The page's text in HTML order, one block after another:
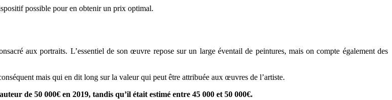
possible pour en obtenir un prix optimal.
aux portraits. L’essentiel de son œuvre repose sur un large éventail de peintures, mais on compte également des
mais qui en dit long sur la valeur qui peut être attribuée aux œuvres de l’artiste.
de 50 000€ en 2019, tandis qu’il était estimé entre 45 000 et 50 000€.